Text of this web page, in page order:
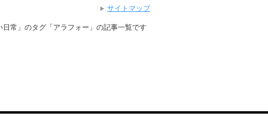
常」のタグ「アラフォー」の記事一覧です
サイトマップ